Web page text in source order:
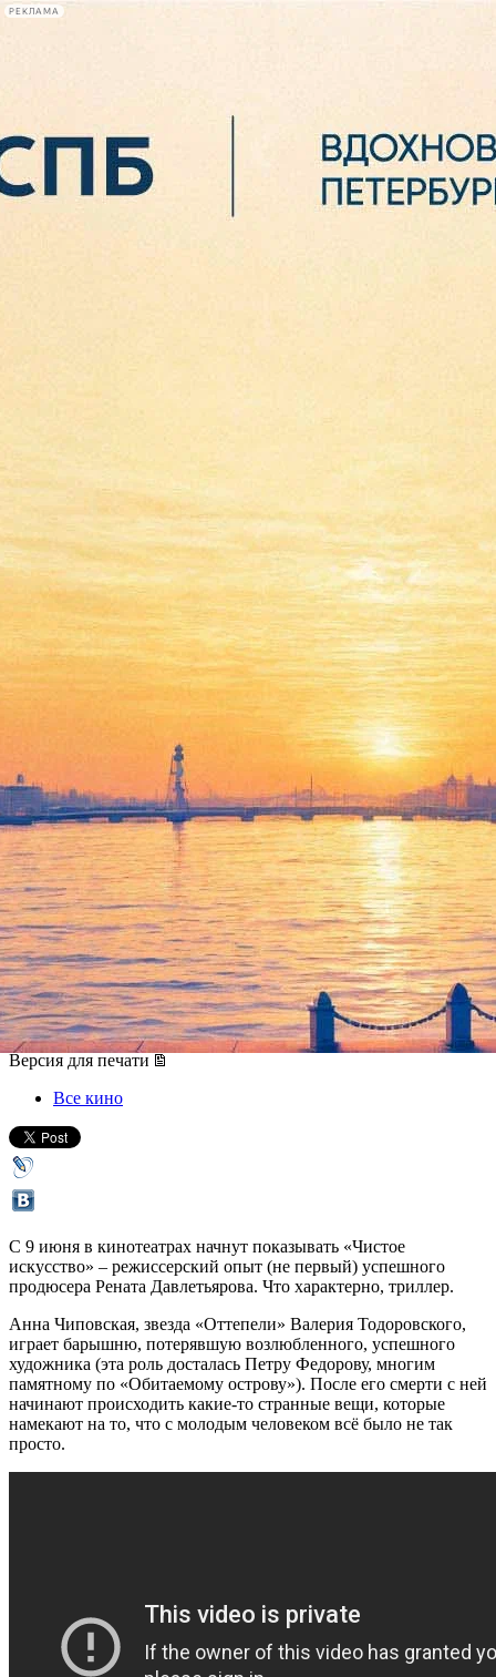
РЕКЛАМА
Сегодня:
2026.08.06
19:15
В кино покажут триллер
Рената Давлетьярова
«Чистое искусство»
09 июня 2016, четверг-22 июня 2016, среда
Версия для печати
Все кино
С 9 июня в кинотеатрах начнут показывать «Чистое
искусство» – режиссерский опыт (не первый) успешного
продюсера Рената Давлетьярова. Что характерно, триллер.
Анна Чиповская, звезда «Оттепели» Валерия Тодоровского,
играет барышню, потерявшую возлюбленного, успешного
художника (эта роль досталась Петру Федорову, многим
памятному по «Обитаемому острову»). После его смерти с ней
начинают происходить какие-то странные вещи, которые
намекают на то, что с молодым человеком всё было не так
просто.